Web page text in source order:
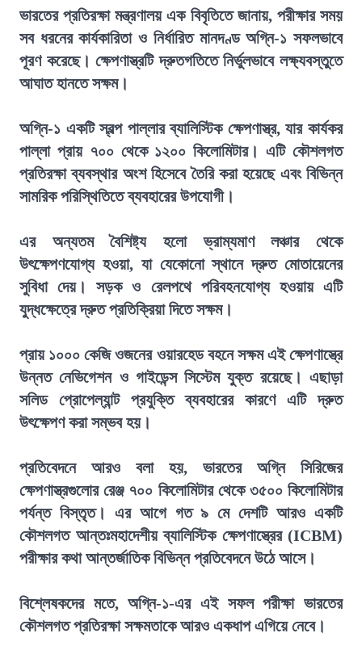
ভারতের প্রতিরক্ষা মন্ত্রণালয় এক বিবৃতিতে জানায়, পরীক্ষার সময়
সব ধরনের কার্যকারিতা ও নির্ধারিত মানদণ্ড অগ্নি-১ সফলভাবে
পূরণ করেছে। ক্ষেপণাস্ত্রটি দ্রুতগতিতে নির্ভুলভাবে লক্ষ্যবস্তুতে
আঘাত হানতে সক্ষম।
অগ্নি-১ একটি স্বল্প পাল্লার ব্যালিস্টিক ক্ষেপণাস্ত্র, যার কার্যকর
পাল্লা প্রায় ৭০০ থেকে ১২০০ কিলোমিটার। এটি কৌশলগত
প্রতিরক্ষা ব্যবস্থার অংশ হিসেবে তৈরি করা হয়েছে এবং বিভিন্ন
সামরিক পরিস্থিতিতে ব্যবহারের উপযোগী।
এর অন্যতম বৈশিষ্ট্য হলো ভ্রাম্যমাণ লঞ্চার থেকে
উৎক্ষেপণযোগ্য হওয়া, যা যেকোনো স্থানে দ্রুত মোতায়েনের
সুবিধা দেয়। সড়ক ও রেলপথে পরিবহনযোগ্য হওয়ায় এটি
যুদ্ধক্ষেত্রে দ্রুত প্রতিক্রিয়া দিতে সক্ষম।
প্রায় ১০০০ কেজি ওজনের ওয়ারহেড বহনে সক্ষম এই ক্ষেপণাস্ত্রে
উন্নত নেভিগেশন ও গাইডেন্স সিস্টেম যুক্ত রয়েছে। এছাড়া
সলিড প্রোপেল্যান্ট প্রযুক্তি ব্যবহারের কারণে এটি দ্রুত
উৎক্ষেপণ করা সম্ভব হয়।
প্রতিবেদনে আরও বলা হয়, ভারতের অগ্নি সিরিজের
ক্ষেপণাস্ত্রগুলোর রেঞ্জ ৭০০ কিলোমিটার থেকে ৩৫০০ কিলোমিটার
পর্যন্ত বিস্তৃত। এর আগে গত ৯ মে দেশটি আরও একটি
কৌশলগত আন্তঃমহাদেশীয় ব্যালিস্টিক ক্ষেপণাস্ত্রের (ICBM)
পরীক্ষার কথা আন্তর্জাতিক বিভিন্ন প্রতিবেদনে উঠে আসে।
বিশ্লেষকদের মতে, অগ্নি-১-এর এই সফল পরীক্ষা ভারতের
কৌশলগত প্রতিরক্ষা সক্ষমতাকে আরও একধাপ এগিয়ে নেবে।